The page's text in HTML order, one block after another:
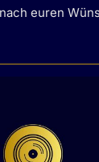
euren